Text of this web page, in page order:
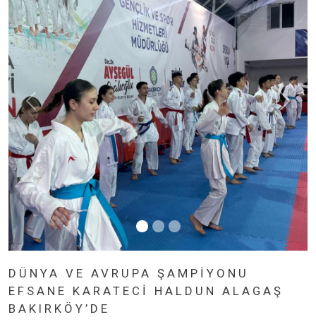
DÜNYA VE AVRUPA ŞAMPİYONU
EFSANE KARATECİ HALDUN ALAGAŞ
BAKIRKÖY’DE